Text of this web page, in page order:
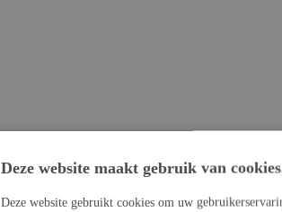
Deze website maakt gebruik van
Deze website gebruikt cookies om uw